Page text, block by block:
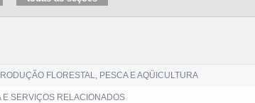
FLORESTAL, PESCA E AQÜICULTURA
SERVIÇOS RELACIONADOS